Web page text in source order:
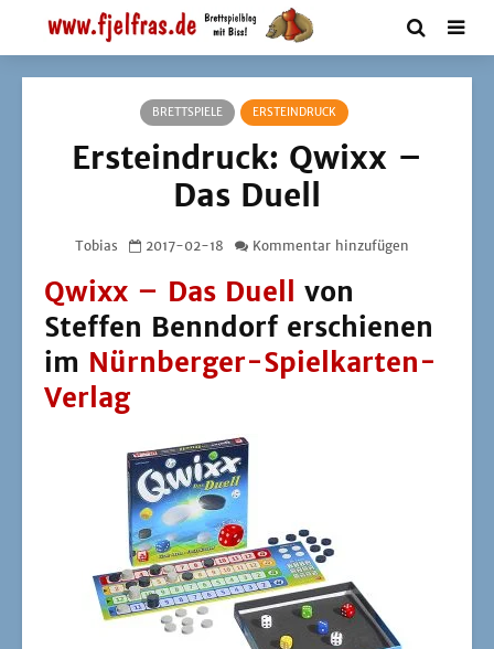
BRETTSPIELE ERSTEINDRUCK
Ersteindruck: Qwixx –
Das Duell
Tobias 2017-02-18 Kommentar hinzufügen
Qwixx – Das Duell
von
Steffen Benndorf erschienen
im Nürnberger-Spielkarten-
Verlag